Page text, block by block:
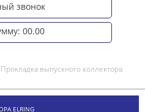
звонок
00.00
Прокладка выпускного коллектора
ELRING